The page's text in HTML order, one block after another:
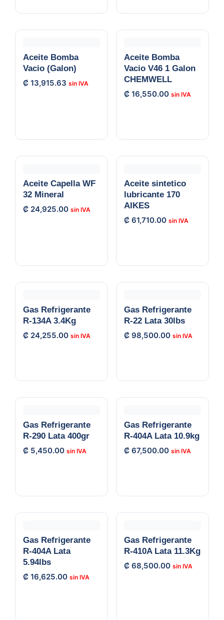
Aceite Bomba
Vacio (Galon)
₡ 13,915.63
Aceite Bomba
Vacio V46 1 Galon
CHEMWELL
₡ 16,550.00
Aceite Capella WF
32 Mineral
₡ 24,925.00
Aceite sintetico
lubricante 170
AIKES
₡ 61,710.00
Gas Refrigerante
R-134A 3.4Kg
₡ 24,255.00
Gas Refrigerante
R-22 Lata 30lbs
₡ 98,500.00
Gas Refrigerante
R-290 Lata 400gr
₡ 5,450.00
Gas Refrigerante
R-404A Lata 10.9kg
₡ 67,500.00
Gas Refrigerante
R-404A Lata
5.94lbs
₡ 16,625.00
Gas Refrigerante
R-410A Lata 11.3Kg
₡ 68,500.00